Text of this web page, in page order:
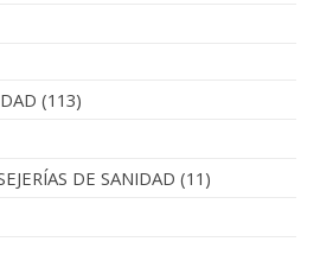
(113)
DE SANIDAD (11)